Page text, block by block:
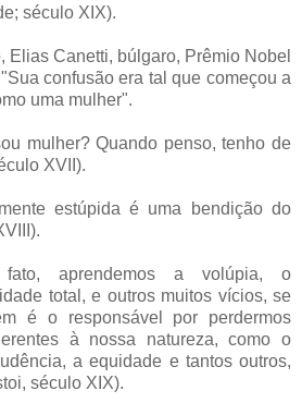
século XIX).
Elias Canetti, búlgaro, Prêmio Nobel
confusão era tal que começou a
uma mulher".
mulher? Quando penso, tenho de
XVII).
estúpida é uma bendição do
aprendemos a volúpia, o
total, e outros muitos vícios, se
é o responsável por perdermos
à nossa natureza, como o
a equidade e tantos outros,
século XIX).